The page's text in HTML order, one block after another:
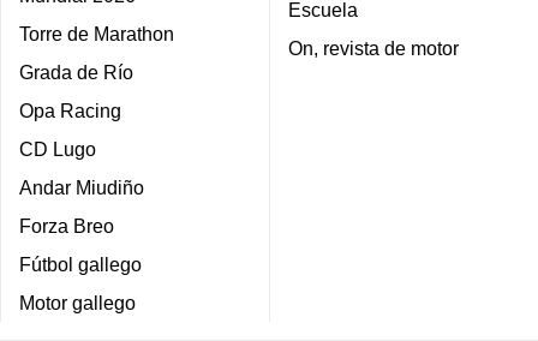
Torre de Marathon
Grada de Río
Opa Racing
CD Lugo
Andar Miudiño
Forza Breo
Fútbol gallego
Motor gallego
Escuela
On, revista de motor